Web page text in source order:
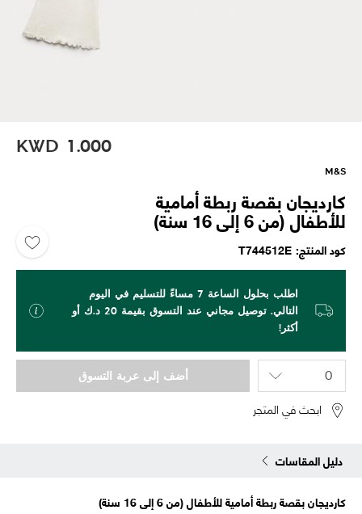
KWD 1.000
M&S
كارديجان بقصة ربطة أمامية
للأطفال (من 6 إلى 16 سنة)
كود المنتج T744512E
اطلب بحلول الساعة 7 مساءً للتسليم في اليوم
التالي. توصيل مجاني عند التسوق بقيمة 20 د.ك أو
أكثر!
أضف إلى عربة التسوق
ابحث في المتجر
دليل المقاسات
كارديجان بقصة ربطة أمامية للأطفال (من 6 إلى 16 سنة)